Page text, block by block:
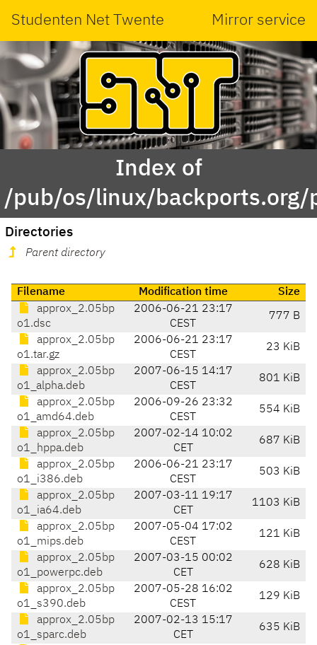
Studenten Net Twente Mirror service
Index of
/pub/os/linux/
Directories
Parent directory
Filename Modification time
Size
approx_2.05bp
o1.dsc
2006-06-21 23:17
CEST
777 B
approx_2.05bp
o1.tar.gz
2006-06-21 23:17
CEST
23 KiB
approx_2.05bp
o1_alpha.deb
2007-06-15 14:17
CEST
801 KiB
approx_2.05bp
o1_amd64.deb
2006-09-26 23:32
CEST
554 KiB
approx_2.05bp
o1_hppa.deb
2007-02-14 10:02
CET
687 KiB
approx_2.05bp
o1_i386.deb
2006-06-21 23:17
CEST
503 KiB
approx_2.05bp
o1_ia64.deb
2007-03-11 19:17
CET
1103 KiB
approx_2.05bp
o1_mips.deb
2007-05-04 17:02
CEST
121 KiB
approx_2.05bp
o1_powerpc.deb
2007-03-15 00:02
CET
628 KiB
approx_2.05bp
o1_s390.deb
2007-05-28 16:02
CEST
129 KiB
approx_2.05bp
o1_sparc.deb
2007-02-13 15:17
CET
635 KiB